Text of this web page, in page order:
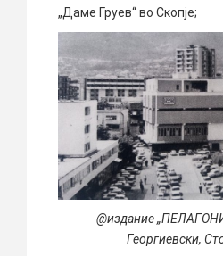
„Даме Груев“ во Скопје;
@издание
Георгиевски,